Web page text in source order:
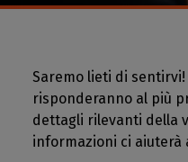
Saremo lieti di
risponderanno al più
dettagli rilevanti della
informazioni ci aiuterà